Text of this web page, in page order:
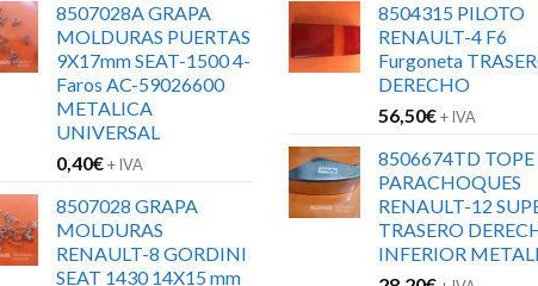
8507028A GRAPA
MOLDURAS PUERTAS
9X17mm SEAT-1500 4-
Faros AC-59026600
METALICA
UNIVERSAL
0,40€+ IVA
8507028 GRAPA
MOLDURAS
RENAULT-8 GORDINI
SEAT 1430 14X15 mm
8504315 PILOTO
RENAULT-4 F6
Furgoneta
DERECHO
56,50€+ IVA
8506674TD TOPE
PARACHOQUES
RENAULT-12
TRASERO
INFERIOR